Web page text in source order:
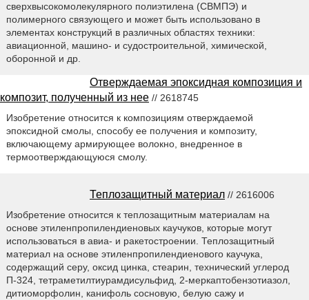
сверхвысокомолекулярного полиэтилена (СВМПЭ) и
полимерного связующего и может быть использовано в
элементах конструкций в различных областях техники:
авиационной, машино- и судостроительной, химической,
оборонной и др.
Отверждаемая эпоксидная композиция и
композит, полученный из нее // 2618745
Изобретение относится к композициям отверждаемой
эпоксидной смолы, способу ее получения и композиту,
включающему армирующее волокно, внедренное в
термоотверждающуюся смолу.
Теплозащитный материал // 2616006
Изобретение относится к теплозащитным материалам на
основе этиленпропилендиеновых каучуков, которые могут
использоваться в авиа- и ракетостроении. Теплозащитный
материал на основе этиленпропилендиенового каучука,
содержащий серу, оксид цинка, стеарин, технический углерод
П-324, тетраметилтиурамдисульфид, 2-меркаптобензотиазол,
дитиоморфолин, канифоль сосновую, белую сажу и